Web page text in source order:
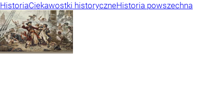
HistoriaCiekawostki historyczneHistoria powszechna